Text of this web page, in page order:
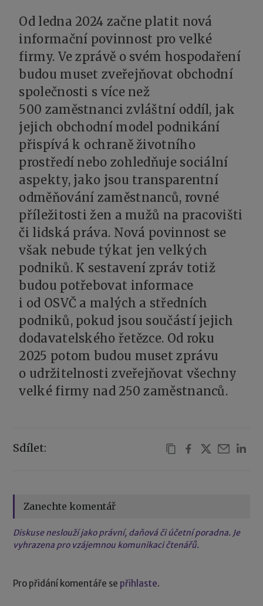
Od ledna 2024 začne platit nová
informační povinnost pro velké
firmy. Ve zprávě o svém hospodaření
budou muset zveřejňovat obchodní
společnosti s více než
500 zaměstnanci zvláštní oddíl, jak
jejich obchodní model podnikání
přispívá k ochraně životního
prostředí nebo zohledňuje sociální
aspekty, jako jsou transparentní
odměňování zaměstnanců, rovné
příležitosti žen a mužů na pracovišti
či lidská práva. Nová povinnost se
však nebude týkat jen velkých
podniků. K sestavení zpráv totiž
budou potřebovat informace
i od OSVČ a malých a středních
podniků, pokud jsou součástí jejich
dodavatelského řetězce. Od roku
2025 potom budou muset zprávu
o udržitelnosti zveřejňovat všechny
velké firmy nad 250 zaměstnanců.
Sdílet:
Zanechte komentář
Diskuse neslouží jako právní, daňová či účetní poradna. Je
vyhrazena pro vzájemnou komunikaci čtenářů.
Pro přidání komentáře se přihlaste.